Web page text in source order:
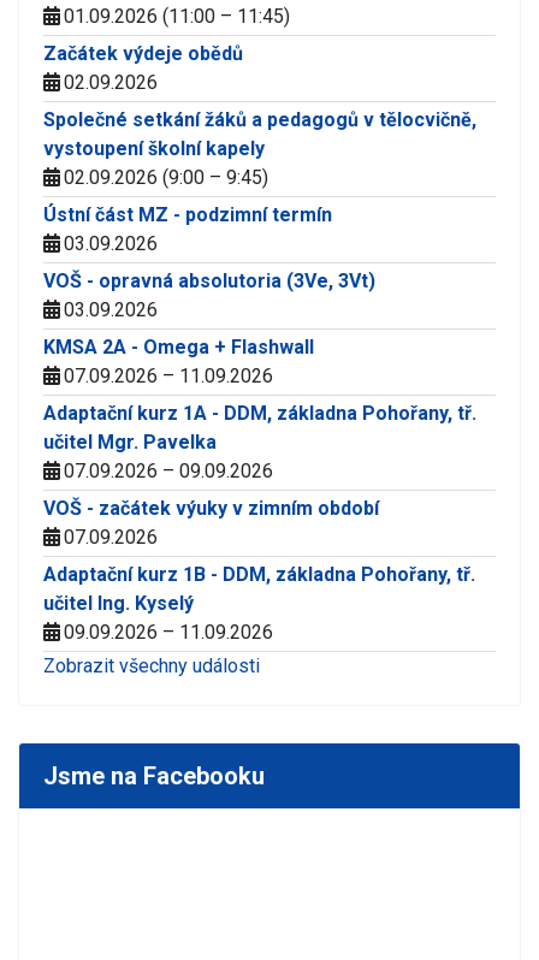
01.09.2026 (11:00 – 11:45)
Začátek výdeje obědů
02.09.2026
Společné setkání žáků a pedagogů v tělocvičně,
vystoupení školní kapely
02.09.2026 (9:00 – 9:45)
Ústní část MZ - podzimní termín
03.09.2026
VOŠ - opravná absolutoria (3Ve, 3Vt)
03.09.2026
KMSA 2A - Omega + Flashwall
07.09.2026 – 11.09.2026
Adaptační kurz 1A - DDM, základna Pohořany, tř.
učitel Mgr. Pavelka
07.09.2026 – 09.09.2026
VOŠ - začátek výuky v zimním období
07.09.2026
Adaptační kurz 1B - DDM, základna Pohořany, tř.
učitel Ing. Kyselý
09.09.2026 – 11.09.2026
Zobrazit všechny události
Jsme na Facebooku